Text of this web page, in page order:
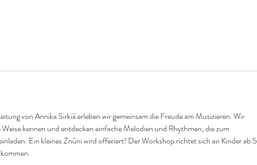
von Annika Sirkiä erleben wir gemeinsam die Freude am Musizieren. Wir
kennen und entdecken einfache Melodien und Rhythmen, die zum
Ein kleines Znüni wird offeriert! Der Workshop richtet sich an Kinder ab 5